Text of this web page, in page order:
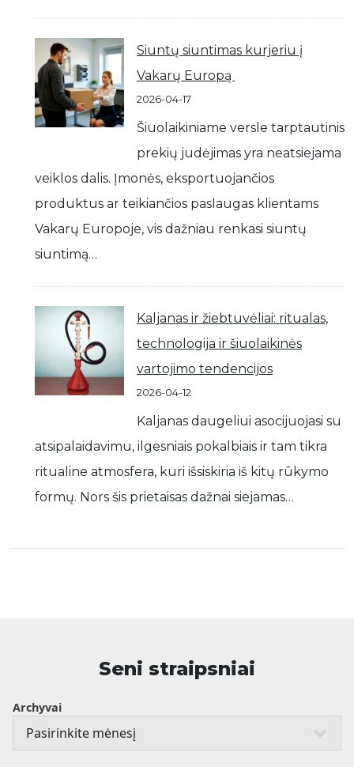
Siuntų siuntimas kurjeriu į
Vakarų Europą
2026-04-17
Šiuolaikiniame versle tarptautinis
prekių judėjimas yra neatsiejama
veiklos dalis. Įmonės, eksportuojančios
produktus ar teikiančios paslaugas klientams
Vakarų Europoje, vis dažniau renkasi siuntų
siuntimą…
Kaljanas ir žiebtuvėliai: ritualas,
technologija ir šiuolaikinės
vartojimo tendencijos
2026-04-12
Kaljanas daugeliui asocijuojasi su
atsipalaidavimu, ilgesniais pokalbiais ir tam tikra
ritualine atmosfera, kuri išsiskiria iš kitų rūkymo
formų. Nors šis prietaisas dažnai siejamas…
Seni straipsniai
Archyvai